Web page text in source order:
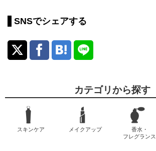
SNSでシェアする
カテゴリから探す
スキンケア メイクアップ
香水・
フレグランス